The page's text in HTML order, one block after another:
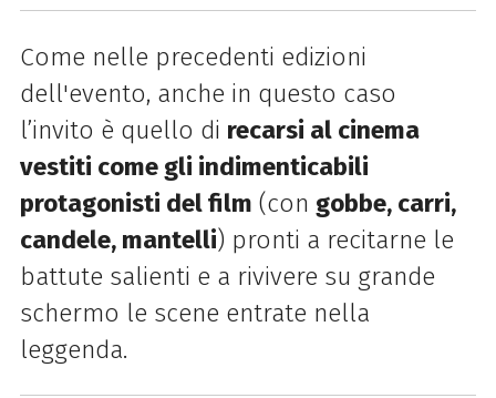
Come nelle precedenti edizioni
dell'evento, anche in questo caso
l’invito è quello di recarsi al cinema
vestiti come gli indimenticabili
protagonisti del film (con gobbe, carri,
candele, mantelli) pronti a recitarne le
battute salienti e a rivivere su grande
schermo le scene entrate nella
leggenda.